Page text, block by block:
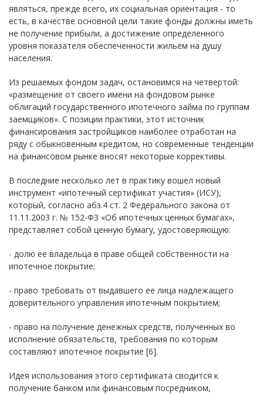
являться, прежде всего, их социальная ориентация - то
есть, в качестве основной цели такие фонды должны иметь
не получение прибыли, а достижение определенного
уровня показателя обеспеченности жильем на душу
населения.
Из решаемых фондом задач, остановимся на четвертой:
«размещение от своего имени на фондовом рынке
облигаций государственного ипотечного займа по группам
заемщиков». С позиции практики, этот источник
финансирования застройщиков наиболее отработан на
ряду с обыкновенным кредитом, но современные тенденции
на финансовом рынке вносят некоторые коррективы.
В последние несколько лет в практику вошел новый
инструмент «ипотечный сертификат участия» (ИСУ),
который, согласно абз.4 ст. 2 Федерального закона от
11.11.2003 г. № 152-ФЗ «Об ипотечных ценных бумагах»,
представляет собой ценную бумагу, удостоверяющую:
- долю ее владельца в праве общей собственности на
ипотечное покрытие;
- право требовать от выдавшего ее лица надлежащего
доверительного управления ипотечным покрытием;
- право на получение денежных средств, полученных во
исполнение обязательств, требования по которым
составляют ипотечное покрытие [6].
Идея использования этого сертификата сводится к
получение банком или финансовым посредником,